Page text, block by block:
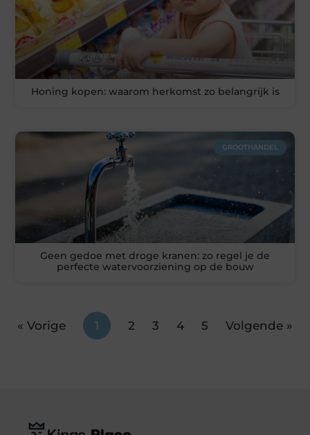
Honing kopen: waarom herkomst zo belangrijk is
GROOTHANDEL
Geen gedoe met droge kranen: zo regel je de
perfecte watervoorziening op de bouw
« Vorige 1 2 3 4 5 Volgende »